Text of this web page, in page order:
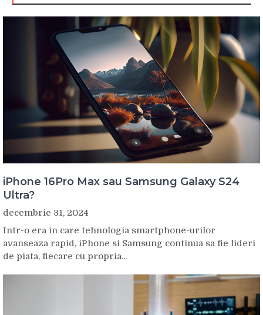
iPhone 16Pro Max sau Samsung Galaxy S24
Ultra?
decembrie 31, 2024
Intr-o era in care tehnologia smartphone-urilor
avanseaza rapid, iPhone si Samsung continua sa fie lideri
de piata, fiecare cu propria...